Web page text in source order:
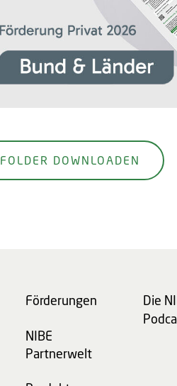
FOLDER DOWNLOADEN
Förderungen
NIBE
Partnerwelt
Die